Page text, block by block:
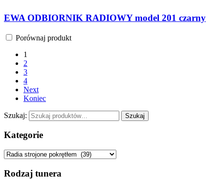
EWA ODBIORNIK RADIOWY model 201 czarny
Porównaj produkt
1
2
3
4
Next
Koniec
Szukaj: Szukaj
Kategorie
Rodzaj tunera